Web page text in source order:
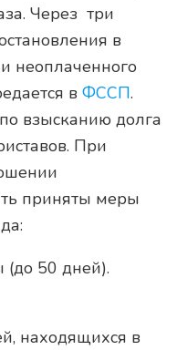
Через три
в
неоплаченного
в ФССП.
взысканию долга
При
приняты меры
(до 50 дней).
находящихся в